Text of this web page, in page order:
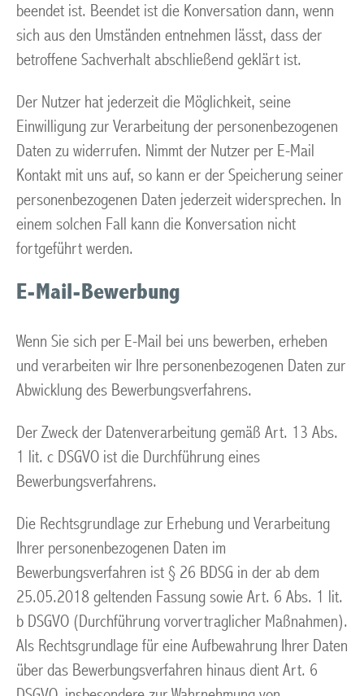
beendet ist. Beendet ist die Konversation dann, wenn
sich aus den Umständen entnehmen lässt, dass der
betroffene Sachverhalt abschließend geklärt ist.
Der Nutzer hat jederzeit die Möglichkeit, seine
Einwilligung zur Verarbeitung der personenbezogenen
Daten zu widerrufen. Nimmt der Nutzer per E-Mail
Kontakt mit uns auf, so kann er der Speicherung seiner
personenbezogenen Daten jederzeit widersprechen. In
einem solchen Fall kann die Konversation nicht
fortgeführt werden.
E-Mail-Bewerbung
Wenn Sie sich per E-Mail bei uns bewerben, erheben
und verarbeiten wir Ihre personenbezogenen Daten zur
Abwicklung des Bewerbungsverfahrens.
Der Zweck der Datenverarbeitung gemäß Art. 13 Abs.
1 lit. c DSGVO ist die Durchführung eines
Bewerbungsverfahrens.
Die Rechtsgrundlage zur Erhebung und Verarbeitung
Ihrer personenbezogenen Daten im
Bewerbungsverfahren ist § 26 BDSG in der ab dem
25.05.2018 geltenden Fassung sowie Art. 6 Abs. 1 lit.
b DSGVO (Durchführung vorvertraglicher Maßnahmen).
Als Rechtsgrundlage für eine Aufbewahrung Ihrer Daten
über das Bewerbungsverfahren hinaus dient Art. 6